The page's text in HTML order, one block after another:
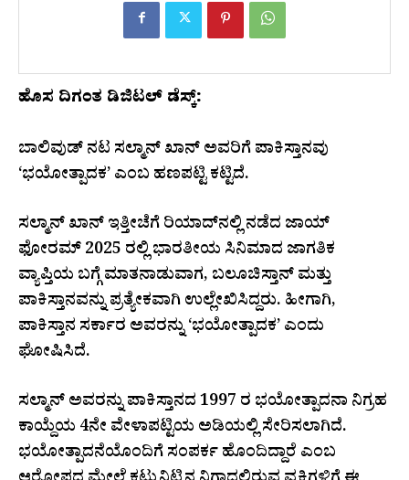
ಹೊಸ ದಿಗಂತ ಡಿಜಿಟಲ್ ಡೆಸ್ಕ್:
ಬಾಲಿವುಡ್‌ ನಟ ಸಲ್ಮಾನ್‌ ಖಾನ್‌ ಅವರಿಗೆ ಪಾಕಿಸ್ತಾನವು
‘ಭಯೋತ್ಪಾದಕ’ ಎಂಬ ಹಣಪಟ್ಟಿ ಕಟ್ಟಿದೆ.
ಸಲ್ಮಾನ್ ಖಾನ್ ಇತ್ತೀಚೆಗೆ ರಿಯಾದ್‌ನಲ್ಲಿ ನಡೆದ ಜಾಯ್
ಫೋರಮ್ 2025 ರಲ್ಲಿ ಭಾರತೀಯ ಸಿನಿಮಾದ ಜಾಗತಿಕ
ವ್ಯಾಪ್ತಿಯ ಬಗ್ಗೆ ಮಾತನಾಡುವಾಗ, ಬಲೂಚಿಸ್ತಾನ್ ಮತ್ತು
ಪಾಕಿಸ್ತಾನವನ್ನು ಪ್ರತ್ಯೇಕವಾಗಿ ಉಲ್ಲೇಖಿಸಿದ್ದರು. ಹೀಗಾಗಿ,
ಪಾಕಿಸ್ತಾನ ಸರ್ಕಾರ ಅವರನ್ನು ‘ಭಯೋತ್ಪಾದಕ’ ಎಂದು
ಘೋಷಿಸಿದೆ.
ಸಲ್ಮಾನ್ ಅವರನ್ನು ಪಾಕಿಸ್ತಾನದ 1997 ರ ಭಯೋತ್ಪಾದನಾ ನಿಗ್ರಹ
ಕಾಯ್ದೆಯ 4ನೇ ವೇಳಾಪಟ್ಟಿಯ ಅಡಿಯಲ್ಲಿ ಸೇರಿಸಲಾಗಿದೆ.
ಭಯೋತ್ಪಾದನೆಯೊಂದಿಗೆ ಸಂಪರ್ಕ ಹೊಂದಿದ್ದಾರೆ ಎಂಬ